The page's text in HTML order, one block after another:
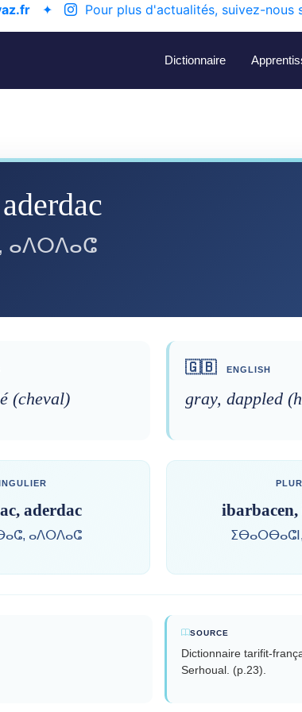
✦ Pour plus d'actualités, suivez-nous
Dictionnaire
ⴰⴷⵔⴷⴰⵛ
(cheval)
🇬🇧 ENGLISH
gray, dappled
aderdac
ⴰⴷⵔⴷⴰⵛ
ibarbacen,
SOURCE
Dictionnaire tarifit-
Serhoual. (p.23).